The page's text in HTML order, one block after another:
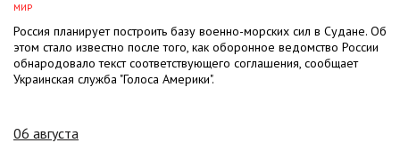
МИР
Россия планирует построить базу военно-морских сил в Судане. Об
этом стало известно после того, как оборонное ведомство России
обнародовало текст соответствующего соглашения, сообщает
Украинская служба "Голоса Америки".
06 августа